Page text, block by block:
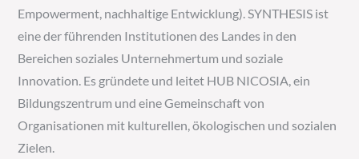
Empowerment, nachhaltige Entwicklung). SYNTHESIS ist
eine der führenden Institutionen des Landes in den
Bereichen soziales Unternehmertum und soziale
Innovation. Es gründete und leitet HUB NICOSIA, ein
Bildungszentrum und eine Gemeinschaft von
Organisationen mit kulturellen, ökologischen und sozialen
Zielen.